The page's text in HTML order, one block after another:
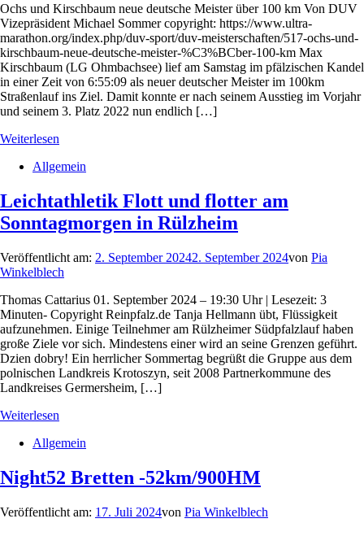
Ochs und Kirschbaum neue deutsche Meister über 100 km Von DUV
Vizepräsident Michael Sommer copyright: https://www.ultra-
marathon.org/index.php/duv-sport/duv-meisterschaften/517-ochs-und-
kirschbaum-neue-deutsche-meister-%C3%BCber-100-km Max
Kirschbaum (LG Ohmbachsee) lief am Samstag im pfälzischen Kandel
in einer Zeit von 6:55:09 als neuer deutscher Meister im 100km
Straßenlauf ins Ziel. Damit konnte er nach seinem Ausstieg im Vorjahr
und seinem 3. Platz 2022 nun endlich […]
Weiterlesen
Allgemein
Leichtathletik Flott und flotter am
Sonntagmorgen in Rülzheim
Veröffentlicht am: 2. September 20242. September 2024von Pia
Winkelblech
Thomas Cattarius 01. September 2024 – 19:30 Uhr | Lesezeit: 3
Minuten- Copyright Reinpfalz.de Tanja Hellmann übt, Flüssigkeit
aufzunehmen. Einige Teilnehmer am Rülzheimer Südpfalzlauf haben
große Ziele vor sich. Mindestens einer wird an seine Grenzen geführt.
Dzien dobry! Ein herrlicher Sommertag begrüßt die Gruppe aus dem
polnischen Landkreis Krotoszyn, seit 2008 Partnerkommune des
Landkreises Germersheim, […]
Weiterlesen
Allgemein
Night52 Bretten -52km/900HM
Veröffentlicht am: 17. Juli 2024von Pia Winkelblech